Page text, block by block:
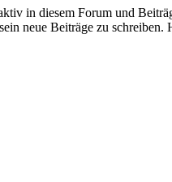
in diesem Forum und
neue Beiträge zu